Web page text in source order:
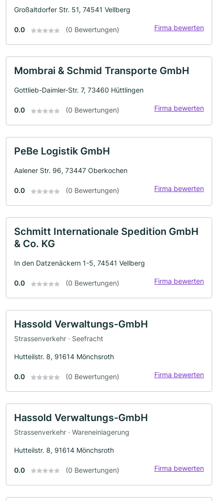
Großaltdorfer Str. 51, 74541 Vellberg
0.0 (0 Bewertungen) Firma bewerten
Mombrai & Schmid Transporte GmbH
Gottlieb-Daimler-Str. 7, 73460 Hüttlingen
0.0 (0 Bewertungen) Firma bewerten
PeBe Logistik GmbH
Aalener Str. 96, 73447 Oberkochen
0.0 (0 Bewertungen) Firma bewerten
Schmitt Internationale Spedition GmbH
& Co. KG
In den Datzenäckern 1-5, 74541 Vellberg
0.0 (0 Bewertungen) Firma bewerten
Hassold Verwaltungs-GmbH
Strassenverkehr · Seefracht
Hutteilstr. 8, 91614 Mönchsroth
0.0 (0 Bewertungen) Firma bewerten
Hassold Verwaltungs-GmbH
Strassenverkehr · Wareneinlagerung
Hutteilstr. 8, 91614 Mönchsroth
0.0 (0 Bewertungen) Firma bewerten